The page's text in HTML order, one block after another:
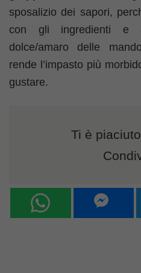
sposalizio dei sapori,
con gli ingredienti e
dolce/amaro delle
rende l’impasto più
gustare.
Ti è